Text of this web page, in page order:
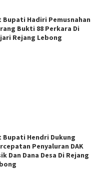
Bupati Hadiri Pemusnahan
Bukti 88 Perkara Di
Rejang Lebong
Bupati Hendri Dukung
Penyaluran DAK
Dan Dana Desa Di Rejang